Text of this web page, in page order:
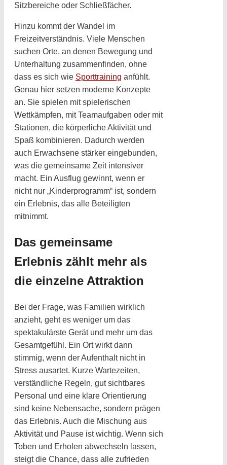
Sitzbereiche oder Schließfächer.
Hinzu kommt der Wandel im
Freizeitverständnis. Viele Menschen
suchen Orte, an denen Bewegung und
Unterhaltung zusammenfinden, ohne
dass es sich wie Sporttraining anfühlt.
Genau hier setzen moderne Konzepte
an. Sie spielen mit spielerischen
Wettkämpfen, mit Teamaufgaben oder mit
Stationen, die körperliche Aktivität und
Spaß kombinieren. Dadurch werden
auch Erwachsene stärker eingebunden,
was die gemeinsame Zeit intensiver
macht. Ein Ausflug gewinnt, wenn er
nicht nur „Kinderprogramm“ ist, sondern
ein Erlebnis, das alle Beteiligten
mitnimmt.
Das gemeinsame
Erlebnis zählt mehr als
die einzelne Attraktion
Bei der Frage, was Familien wirklich
anzieht, geht es weniger um das
spektakulärste Gerät und mehr um das
Gesamtgefühl. Ein Ort wirkt dann
stimmig, wenn der Aufenthalt nicht in
Stress ausartet. Kurze Wartezeiten,
verständliche Regeln, gut sichtbares
Personal und eine klare Orientierung
sind keine Nebensache, sondern prägen
das Erlebnis. Auch die Mischung aus
Aktivität und Pause ist wichtig. Wenn sich
Toben und Erholen abwechseln lassen,
steigt die Chance, dass alle zufrieden